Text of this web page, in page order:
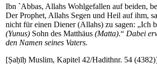
Ibn `Abbas, Allahs Wohlgefallen auf beiden,
Der Prophet, Allahs Segen und Heil auf ihm,
nicht für einen Diener (Allahs) zu sagen: „Ich
(Yunus) Sohn des Matthäus (Matta).“ Dabei
den Namen seines Vaters.
[Ṣaḥīḥ Muslim, Kapitel 42/Hadithnr. 54